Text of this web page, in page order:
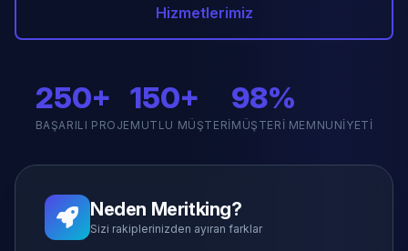
Hizmetlerimiz
250+
BAŞARILI PROJE
150+
MUTLU MÜŞTERI
98%
MÜŞTERI MEMNUNIYETI
Neden Meritking?
Sizi rakiplerinizden ayıran farklar